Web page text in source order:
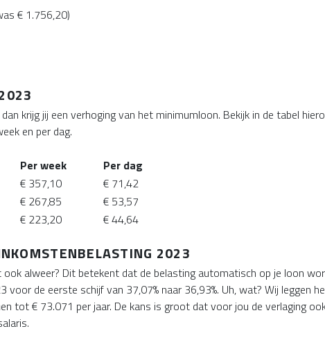
€ 1.756,20)
krijg jij een verhoging van het minimumloon. Bekijk in de tabel
en per dag.
Per week
Per dag
€ 357,10
€ 71,42
€ 267,85
€ 53,57
€ 223,20 € 44,64
2023
alweer? Dit betekent dat de belasting automatisch op je loon
de eerste schijf van 37,07% naar 36,93%. Uh, wat? Wij leggen
tot € 73.071 per jaar. De kans is groot dat voor jou de verlaging